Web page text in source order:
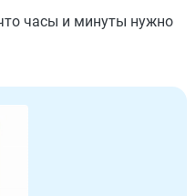
часы и минуты нужно